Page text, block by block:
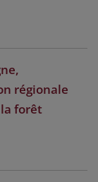
régionale
forêt